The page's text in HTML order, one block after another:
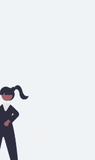
IMSS
en
2022?